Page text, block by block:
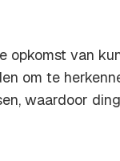
opkomst van
om te
waardoor